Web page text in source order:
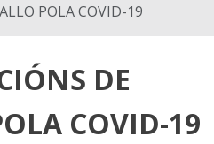
POLA COVID-19
DE
COVID-19